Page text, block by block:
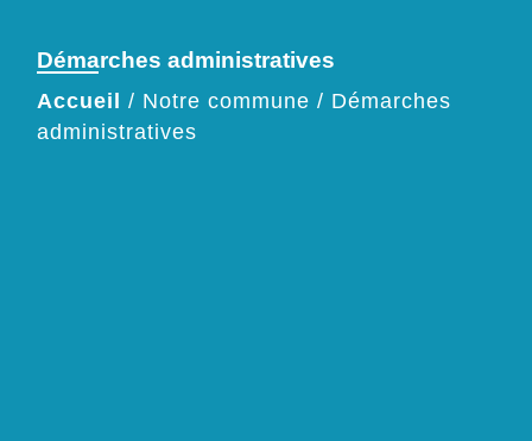
Démarches administratives
Accueil / Notre commune / Démarches
administratives